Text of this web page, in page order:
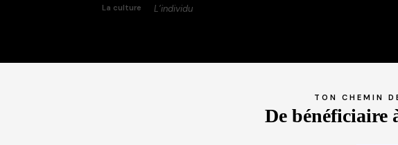
La culture L’individu
TON CHEMIN
De